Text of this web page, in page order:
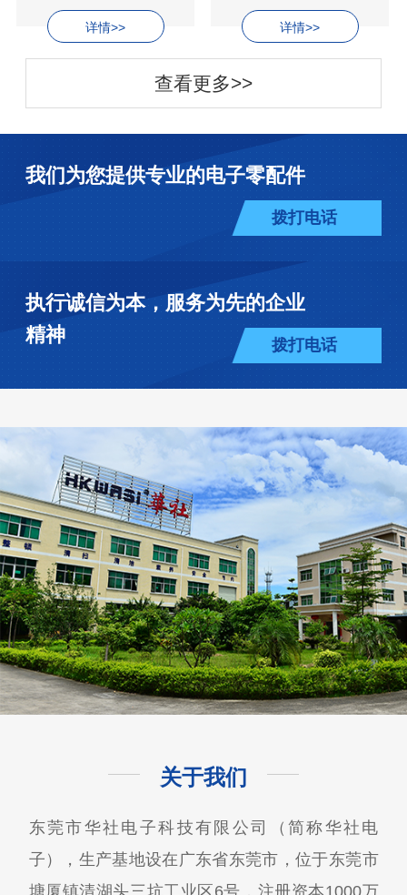
详情>> 详情>>
查看更多>>
我们为您提供专业的电子零配件
拨打电话
执行诚信为本，服务为先的企业
精神
拨打电话
关于我们
东莞市华社电子科技有限公司（简称华社电
子），生产基地设在广东省东莞市，位于东莞市
塘厦镇清湖头三坑工业区6号，注册资本1000万